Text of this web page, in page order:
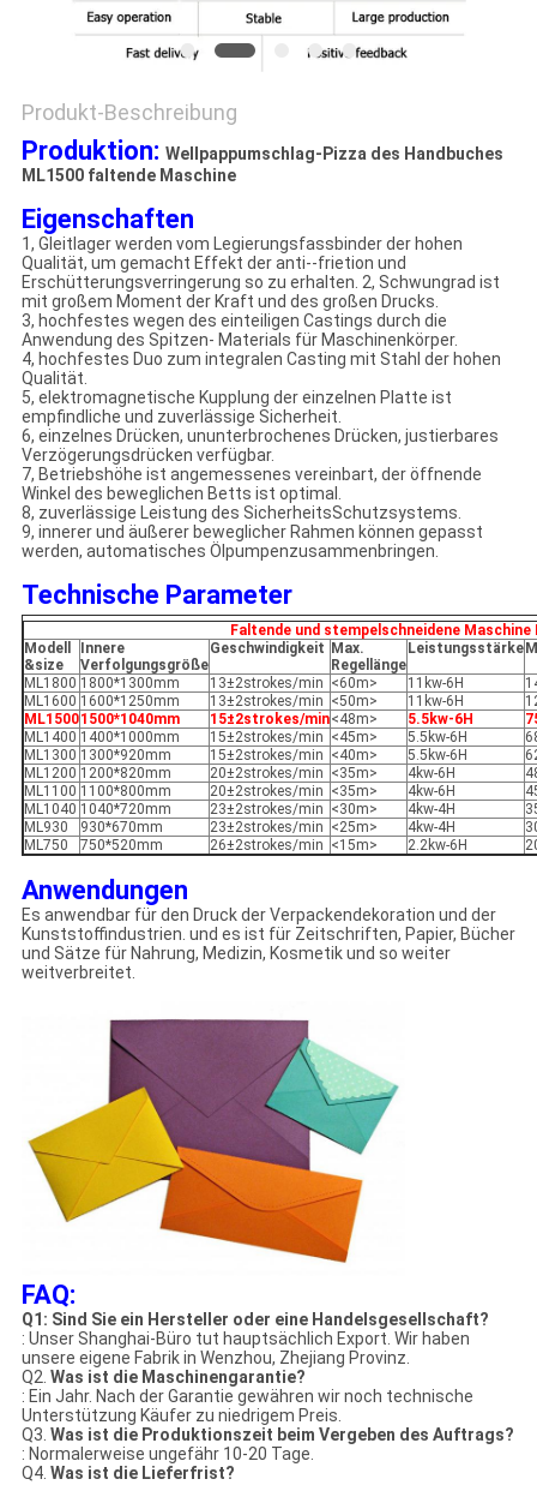
POLICY
Produkt-Beschreibung
Produktion: Wellpappumschlag-Pizza des Handbuches
ML1500 faltende Maschine
Eigenschaften
1, Gleitlager werden vom Legierungsfassbinder der hohen
Qualität, um gemacht Effekt der anti--frietion und
Erschütterungsverringerung so zu erhalten. 2, Schwungrad ist
mit großem Moment der Kraft und des großen Drucks.
3, hochfestes wegen des einteiligen Castings durch die
Anwendung des Spitzen- Materials für Maschinenkörper.
4, hochfestes Duo zum integralen Casting mit Stahl der hohen
Qualität.
5, elektromagnetische Kupplung der einzelnen Platte ist
empfindliche und zuverlässige Sicherheit.
6, einzelnes Drücken, ununterbrochenes Drücken, justierbares
Verzögerungsdrücken verfügbar.
7, Betriebshöhe ist angemessenes vereinbart, der öffnende
Winkel des beweglichen Betts ist optimal.
8, zuverlässige Leistung des SicherheitsSchutzsystems.
9, innerer und äußerer beweglicher Rahmen können gepasst
werden, automatisches Ölpumpenzusammenbringen.
Technische Parameter
Faltende und stempelschneidene Maschine
Modell
&size
Innere
Verfolgungsgröße
Geschwindigkeit Max.
Regellänge
Leistungsstärke
ML1800 1800*1300mm 13±2strokes/min <60m> 11kw-6H
ML1600 1600*1250mm 13±2strokes/min <50m> 11kw-6H
ML15001500*1040mm 15±2strokes/min<48m> 5.5kw-6H
ML1400 1400*1000mm 15±2strokes/min <45m> 5.5kw-6H
ML1300 1300*920mm 15±2strokes/min <40m> 5.5kw-6H
ML1200 1200*820mm 20±2strokes/min <35m> 4kw-6H
ML1100 1100*800mm 20±2strokes/min <35m> 4kw-6H
ML1040 1040*720mm 23±2strokes/min <30m> 4kw-4H
ML930
930*670mm 23±2strokes/min <25m> 4kw-4H
ML750
750*520mm 26±2strokes/min <15m> 2.2kw-6H
Anwendungen
Es anwendbar für den Druck der Verpackendekoration und der
Kunststoffindustrien. und es ist für Zeitschriften, Papier, Bücher
und Sätze für Nahrung, Medizin, Kosmetik und so weiter
weitverbreitet.
FAQ:
Q1: Sind Sie ein Hersteller oder eine Handelsgesellschaft?
: Unser Shanghai-Büro tut hauptsächlich Export. Wir haben
unsere eigene Fabrik in Wenzhou, Zhejiang Provinz.
Q2. Was ist die Maschinengarantie?
: Ein Jahr. Nach der Garantie gewähren wir noch technische
Unterstützung Käufer zu niedrigem Preis.
Q3. Was ist die Produktionszeit beim Vergeben des Auftrags?
: Normalerweise ungefähr 10-20 Tage.
Q4. Was ist die Lieferfrist?